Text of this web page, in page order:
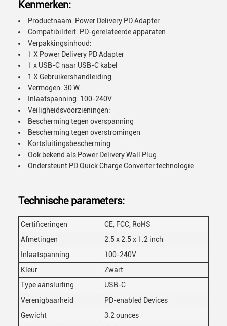
Kenmerken:
Productnaam: Power Delivery PD Adapter
Compatibiliteit: PD-gerelateerde apparaten
Verpakkingsinhoud:
1 X Power Delivery PD Adapter
1 x USB-C naar USB-C kabel
1 X Gebruikershandleiding
Vermogen: 30 W
Inlaatspanning: 100-240V
Veiligheidsvoorzieningen:
Bescherming tegen overspanning
Bescherming tegen overstromingen
Kortsluitingsbescherming
Ook bekend als Power Delivery Wall Plug
Ondersteunt PD Quick Charge Converter technologie
Technische parameters:
Certificeringen
CE, FCC, RoHS
Afmetingen
2.5 x 2.5 x 1.2 inch
Inlaatspanning
100-240V
Kleur
Zwart
Type aansluiting
USB-C
Verenigbaarheid
PD-enabled Devices
Gewicht
3.2 ounces